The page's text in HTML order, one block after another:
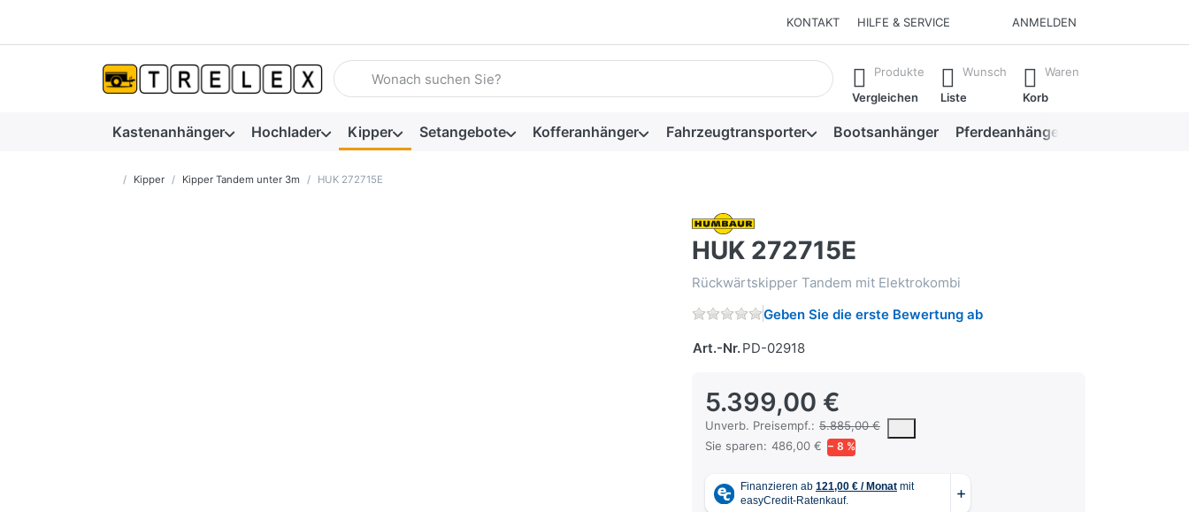
KONTAKT HILFE & SERVICE ANMELDEN
Geben Sie einen Suchbegriff ein. Während Sie tippen, erscheinen automatisch erste Ergebnisse. Drücken Sie die Eingabetaste, um alle
Produkte
Vergleichen
Wunsch
Liste
Waren
Korb
Kastenanhänger Hochlader Kipper Setangebote Kofferanhänger Fahrzeugtransporter Bootsanhänger Pferdeanhänger
Startseite
Kipper Kipper Tandem unter 3m HUK 272715E
HUK 272715E
Rückwärtskipper Tandem mit Elektrokombi
Geben Sie die erste Bewertung ab
Art.-Nr.PD-02918
5.399,00 €
Unverb. Preisempf.: 5.885,00 €
Die UVP ist der vorgeschlagene oder empfohlene Verkaufspreis eines Produkts,
Sie sparen: 486,00 € − 8 %